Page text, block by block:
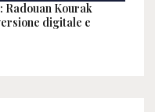
Radouan Kourak
digitale e